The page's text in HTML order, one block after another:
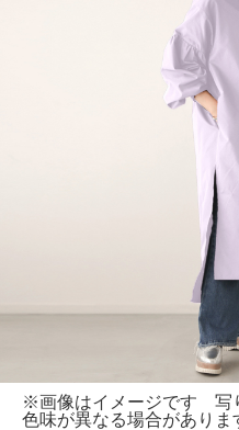
※画像はイメージです 写
色味が異なる場合がありま